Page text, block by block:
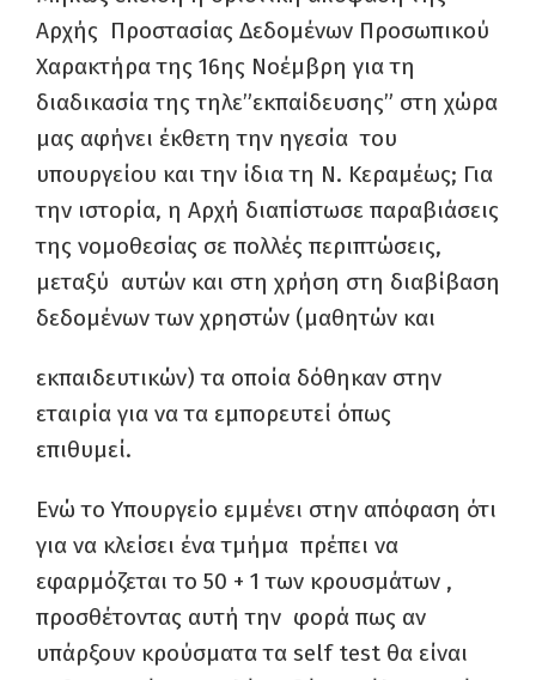
Αρχής Προστασίας Δεδομένων Προσωπικού
Χαρακτήρα της 16ης Νοέμβρη για τη
διαδικασία της τηλε”εκπαίδευσης” στη χώρα
μας αφήνει έκθετη την ηγεσία του
υπουργείου και την ίδια τη Ν. Κεραμέως; Για
την ιστορία, η Αρχή διαπίστωσε παραβιάσεις
της νομοθεσίας σε πολλές περιπτώσεις,
μεταξύ αυτών και στη χρήση στη διαβίβαση
δεδομένων των χρηστών (μαθητών και
εκπαιδευτικών) τα οποία δόθηκαν στην
εταιρία για να τα εμπορευτεί όπως
επιθυμεί.
Ενώ το Υπουργείο εμμένει στην απόφαση ότι
για να κλείσει ένα τμήμα πρέπει να
εφαρμόζεται το 50 + 1 των κρουσμάτων ,
προσθέτοντας αυτή την φορά πως αν
υπάρξουν κρούσματα τα self test θα είναι